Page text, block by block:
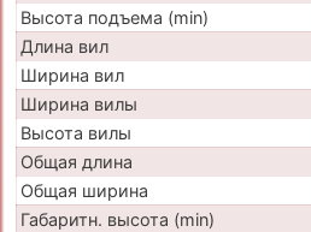
Высота подъема (min)
Длина вил
Ширина вил
Ширина вилы
Высота вилы
Общая длина
Общая ширина
Габаритн. высота (min)